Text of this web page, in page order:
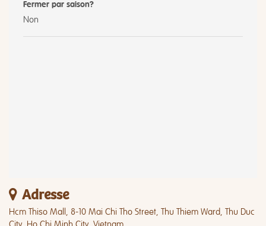
Fermer par saison?
Non
Adresse
Hcm Thiso Mall, 8-10 Mai Chi Tho Street, Thu Thiem Ward, Thu Duc